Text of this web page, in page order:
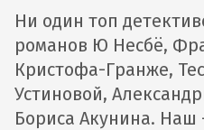
Ни один топ
романов Ю Несбё,
Кристофа-Гранже,
Устиновой,
Бориса Акунина.